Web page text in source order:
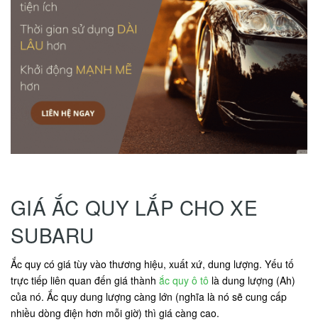
GIÁ ẮC QUY LẮP CHO XE
SUBARU
Ắc quy có giá tùy vào thương hiệu, xuất xứ, dung lượng. Yếu tố
trực tiếp liên quan đến giá thành ắc quy ô tô là dung lượng (Ah)
của nó. Ắc quy dung lượng càng lớn (nghĩa là nó sẽ cung cấp
nhiều dòng điện hơn mỗi giờ) thì giá càng cao.